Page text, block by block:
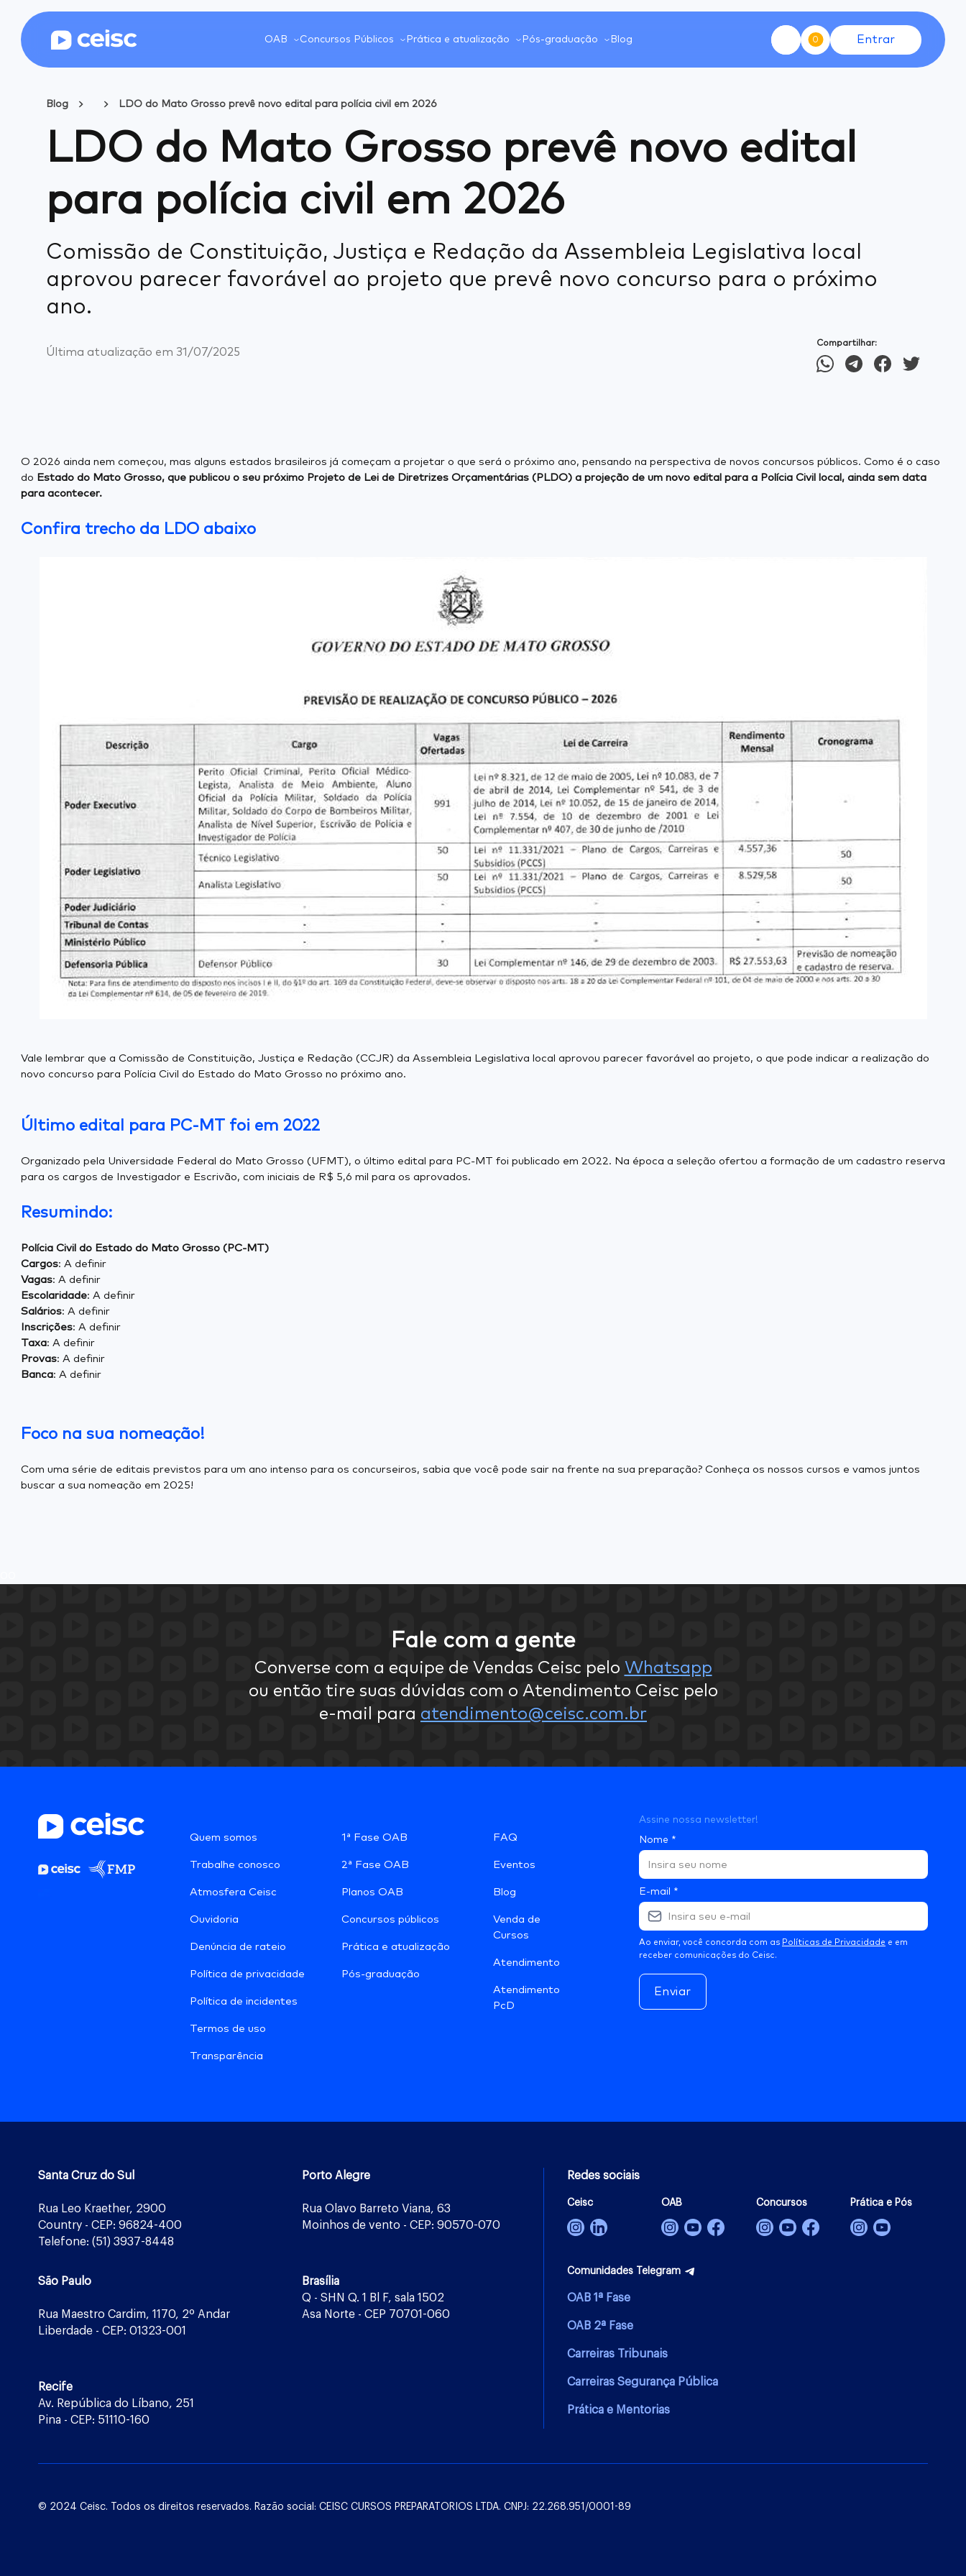
OAB Concursos Públicos Prática e atualização Pós-graduação Blog 0 Entrar
Blog LDO do Mato Grosso prevê novo edital para polícia civil em 2026
LDO do Mato Grosso prevê novo edital
para polícia civil em 2026
Comissão de Constituição, Justiça e Redação da Assembleia Legislativa local
aprovou parecer favorável ao projeto que prevê novo concurso para o próximo
ano.
Última atualização em 31/07/2025
Compartilhar:
O 2026 ainda nem começou, mas alguns estados brasileiros já começam a projetar o que será o próximo ano, pensando na perspectiva de novos concursos públicos. Como é o caso
do Estado do Mato Grosso, que publicou o seu próximo Projeto de Lei de Diretrizes Orçamentárias (PLDO) a projeção de um novo edital para a Polícia Civil local, ainda sem data
para acontecer.
Confira trecho da LDO abaixo
Vale lembrar que a Comissão de Constituição, Justiça e Redação (CCJR) da Assembleia Legislativa local aprovou parecer favorável ao projeto, o que pode indicar a realização do
novo concurso para Polícia Civil do Estado do Mato Grosso no próximo ano.
Último edital para PC-MT foi em 2022
Organizado pela Universidade Federal do Mato Grosso (UFMT), o último edital para PC-MT foi publicado em 2022. Na época a seleção ofertou a formação de um cadastro reserva
para os cargos de Investigador e Escrivão, com iniciais de R$ 5,6 mil para os aprovados.​
Resumindo:
Polícia Civil do Estado do Mato Grosso (PC-MT)
Cargos: A definir
Vagas: A definir
Escolaridade: A definir
Salários: A definir
Inscrições: A definir
Taxa: A definir
Provas: A definir
Banca: A definir
Foco na sua nomeação!
Com uma série de editais previstos para um ano intenso para os concurseiros, sabia que você pode sair na frente na sua preparação? Conheça os nossos cursos e vamos juntos
buscar a sua nomeação em 2025!
Fale com a gente
Converse com a equipe de Vendas Ceisc pelo Whatsapp
ou então tire suas dúvidas com o Atendimento Ceisc pelo
e-mail para atendimento@ceisc.com.br
Quem somos
Trabalhe conosco
Atmosfera Ceisc
Ouvidoria
Denúncia de rateio
Política de privacidade
Política de incidentes
Termos de uso
Transparência
1ª Fase OAB
2ª Fase OAB
Planos OAB
Concursos públicos
Prática e atualização
Pós-graduação
FAQ
Eventos
Blog
Venda de
Cursos
Atendimento
Atendimento
PcD
Assine nossa newsletter!
Nome *
E-mail *
Ao enviar, você concorda com as Políticas de Privacidade e em
receber comunicações do Ceisc.
Enviar
Santa Cruz do Sul
Rua Leo Kraether, 2900
Country - CEP: 96824-400
Telefone: (51) 3937-8448
Porto Alegre
Rua Olavo Barreto Viana, 63
Moinhos de vento - CEP: 90570-070
São Paulo
Rua Maestro Cardim, 1170, 2º Andar
Liberdade - CEP: 01323-001
Brasília
Q - SHN Q. 1 Bl F, sala 1502
Asa Norte - CEP 70701-060
Recife
Av. República do Líbano, 251
Pina - CEP: 51110-160
Redes sociais
Ceisc OAB Concursos Prática e Pós
Comunidades Telegram
OAB 1ª Fase
OAB 2ª Fase
Carreiras Tribunais
Carreiras Segurança Pública
Prática e Mentorias
© 2024 Ceisc. Todos os direitos reservados. Razão social: CEISC CURSOS PREPARATORIOS LTDA. CNPJ: 22.268.951/0001-89